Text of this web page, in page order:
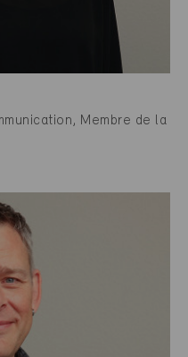
Membre de la